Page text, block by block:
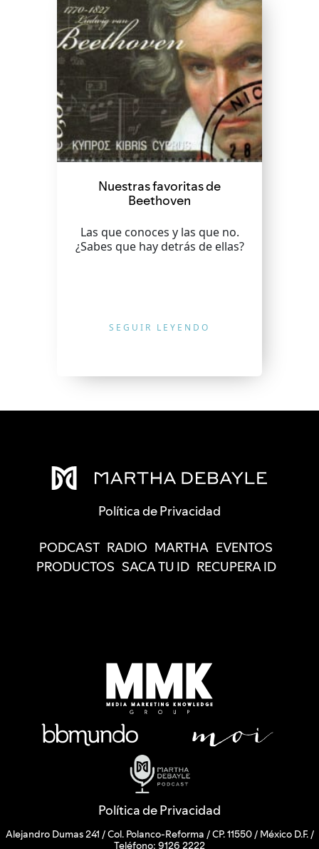
Nuestras favoritas de
Beethoven
Las que conoces y las que no.
¿Sabes que hay detrás de ellas?
SEGUIR LEYENDO
Política de Privacidad
PODCAST RADIO MARTHA EVENTOS
PRODUCTOS SACA TU ID RECUPERA ID
Política de Privacidad
Alejandro Dumas 241 / Col. Polanco-Reforma / CP. 11550 / México D.F. /
Teléfono: 9126 2222